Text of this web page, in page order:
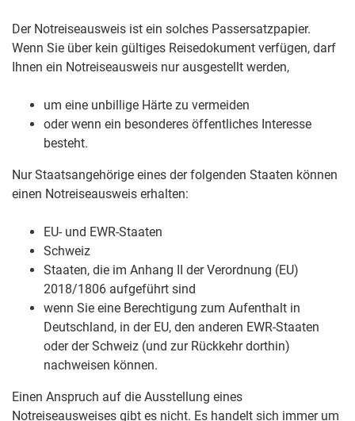
Der Notreiseausweis ist ein solches Passersatzpapier.
Wenn Sie über kein gültiges Reisedokument verfügen, darf
Ihnen ein Notreiseausweis nur ausgestellt werden,
um eine unbillige Härte zu vermeiden
oder wenn ein besonderes öffentliches Interesse
besteht.
Nur Staatsangehörige eines der folgenden Staaten können
einen Notreiseausweis erhalten:
EU- und EWR-Staaten
Schweiz
Staaten, die im Anhang II der Verordnung (EU)
2018/1806 aufgeführt sind
wenn Sie eine Berechtigung zum Aufenthalt in
Deutschland, in der EU, den anderen EWR-Staaten
oder der Schweiz (und zur Rückkehr dorthin)
nachweisen können.
Einen Anspruch auf die Ausstellung eines
Notreiseausweises gibt es nicht. Es handelt sich immer um